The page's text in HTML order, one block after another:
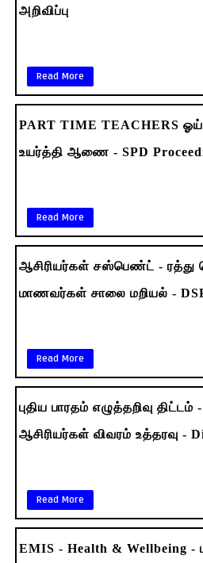
அறிவிப்பு
Read More
PART TIME TEACHERS
உயர்த்தி ஆணை - SPD
Read More
ஆசிரியர்கள் சஸ்பெண்ட் - ரத்து
மாணவர்கள் சாலை மறியல் -
Read More
புதிய பாரதம் எழுத்தறிவு
ஆசிரியர்கள் விவரம் உத்தரவு -
Read More
EMIS - Health & Wellbeing